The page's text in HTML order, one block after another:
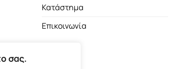
σας.
Κατάστημα
Επικοινωνία